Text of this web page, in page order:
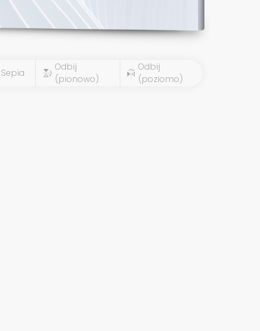
Sepia
Odbij
(pionowo)
Odbij
(poziomo)